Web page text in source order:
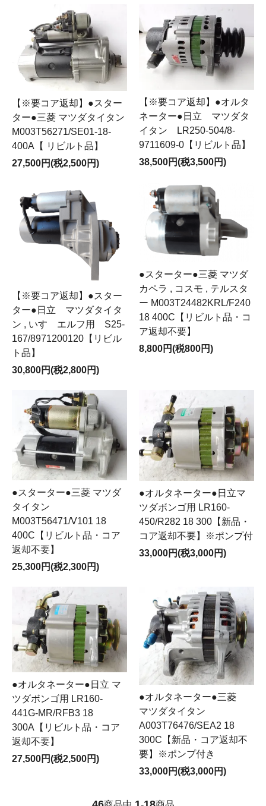
【※要コア返却】●スター
ター●三菱 マツダタイタン
M003T56271/SE01-18-
400A【 リビルト品】
27,500円(税2,500円)
【※要コア返却】●オルタ
ネーター●日立 マツダタ
イタン LR250-504/8-
9711609-0【リビルト品】
38,500円(税3,500円)
【※要コア返却】●スター
ター●日立 マツダタイタ
ン , いすゞエルフ用 S25-
167/8971200120【リビル
ト品】
30,800円(税2,800円)
●スターター●三菱 マツダ
カペラ , コスモ , テルスタ
ー M003T24482KRL/F240
18 400C【リビルト品・コ
ア返却不要】
8,800円(税800円)
●スターター●三菱 マツダ
タイタン
M003T56471/V101 18
400C【リビルト品・コア
返却不要】
25,300円(税2,300円)
●オルタネーター●日立マ
ツダボンゴ用 LR160-
450/R282 18 300【新品・
コア返却不要】※ポンプ付
33,000円(税3,000円)
●オルタネーター●日立 マ
ツダボンゴ用 LR160-
441G-MR/RFB3 18
300A【リビルト品・コア
返却不要】
27,500円(税2,500円)
●オルタネーター●三菱
マツダタイタン
A003T76476/SEA2 18
300C【新品・コア返却不
要】※ポンプ付き
33,000円(税3,000円)